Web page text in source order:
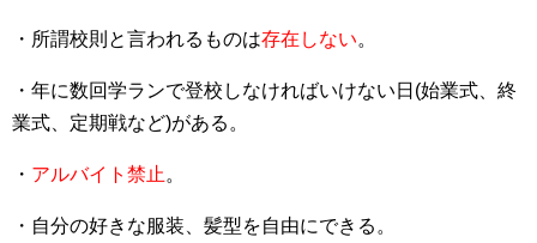
・所謂校則と言われるものは存在しない。
・年に数回学ランで登校しなければいけない日(始業式、終
業式、定期戦など)がある。
・ アルバイト禁止 。
・自分の好きな服装、髪型を自由にできる。